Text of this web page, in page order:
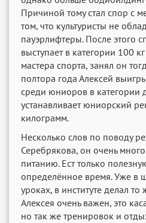
Причиной тому стал спор с
том, что культуристы не
пауэрлифтеры. После этого
выступает в категории 100
мастера спорта, занял он
полтора года Алексей
среди юниоров в категории
устанавливает юниорский
килограмм.
Несколько слов по поводу
Серебрякова, он очень
питанию. Ест только
определённое время. Уже в
уроках, в институте делал
Алексея очень важен, это
но так же тренировок и